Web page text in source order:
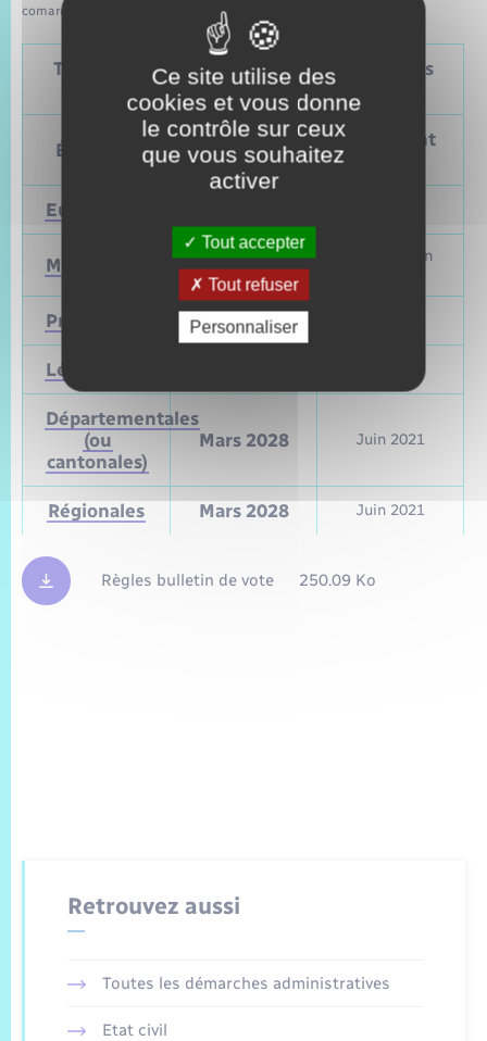
comarquage developpé par
baseo.io
Tableau – Dates et périodicité des élections
politiques
Élections
Prochain
vote
Précédent
Européennes
Municipales 2026
Mars et juin
Présidentielle 2027
Législatives
Départementales
(ou
cantonales)
Mars 2028 Juin 2021
Régionales Mars 2028 Juin 2021
Règles bulletin de vote 250.09 Ko
Retrouvez aussi
Toutes les démarches administratives
Etat civil
Ce site utilise des
cookies et vous donne
le contrôle sur ceux
que vous souhaitez
activer
Tout accepter
Tout refuser
Personnaliser